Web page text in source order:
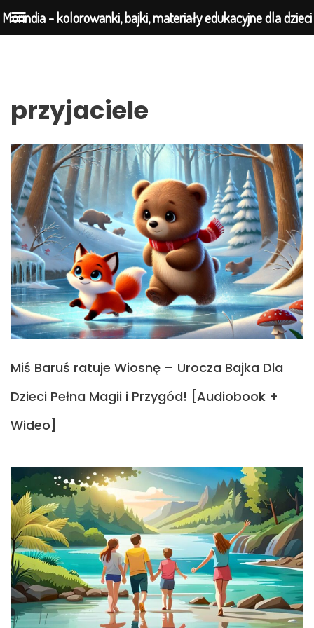
treści
przyjaciele
Miś Baruś ratuje Wiosnę – Urocza Bajka Dla
Dzieci Pełna Magii i Przygód! [Audiobook +
Wideo]
Morindia - kolorowanki, bajki, materiały edukacyjne dla dzieci